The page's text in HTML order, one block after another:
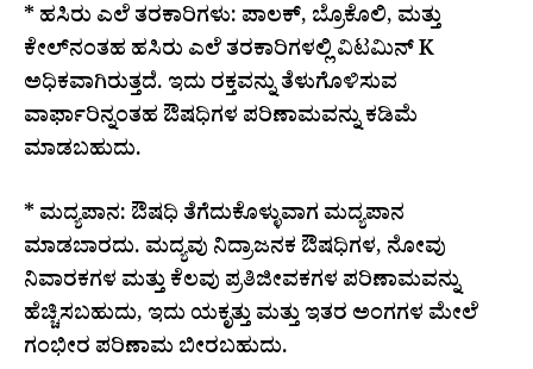
* ಹಸಿರು ಎಲೆ ತರಕಾರಿಗಳು: ಪಾಲಕ್, ಬ್ರೊಕೊಲಿ, ಮತ್ತು
ಕೇಲ್‌ನಂತಹ ಹಸಿರು ಎಲೆ ತರಕಾರಿಗಳಲ್ಲಿ ವಿಟಮಿನ್ K
ಅಧಿಕವಾಗಿರುತ್ತದೆ. ಇದು ರಕ್ತವನ್ನು ತೆಳುಗೊಳಿಸುವ
ವಾರ್ಫಾರಿನ್ನಂತಹ ಔಷಧಿಗಳ ಪರಿಣಾಮವನ್ನು ಕಡಿಮೆ
ಮಾಡಬಹುದು.
* ಮದ್ಯಪಾನ: ಔಷಧಿ ತೆಗೆದುಕೊಳ್ಳುವಾಗ ಮದ್ಯಪಾನ
ಮಾಡಬಾರದು. ಮದ್ಯವು ನಿದ್ರಾಜನಕ ಔಷಧಿಗಳ, ನೋವು
ನಿವಾರಕಗಳ ಮತ್ತು ಕೆಲವು ಪ್ರತಿಜೀವಕಗಳ ಪರಿಣಾಮವನ್ನು
ಹೆಚ್ಚಿಸಬಹುದು, ಇದು ಯಕೃತ್ತು ಮತ್ತು ಇತರ ಅಂಗಗಳ ಮೇಲೆ
ಗಂಭೀರ ಪರಿಣಾಮ ಬೀರಬಹುದು.